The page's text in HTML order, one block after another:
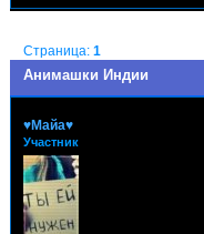
Анимашки Индии
Страница:1
♥Майа♥
Участник